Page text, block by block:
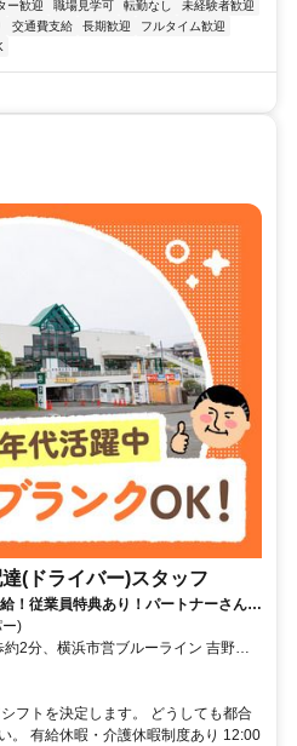
ー歓迎 職場見学可 転勤なし
未経験者歓迎
交通費支給 長期歓迎
フルタイム歓迎
(ドライバー)スタッフ
！従業員特典あり！パートナーさんが
)
2分、横浜市営ブルーライン 吉野町4
ライン 蒔田1番口徒歩約13分
フトを決定します。 どうしても都合
。 有給休暇・介護休暇制度あり 12:00